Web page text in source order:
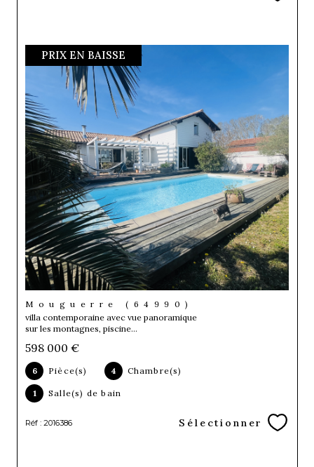
PRIX EN BAISSE
Mouguerre (64990)
villa contemporaine avec vue panoramique
sur les montagnes, piscine...
598 000 €
6 Pièce(s) 4 Chambre(s)
1 Salle(s) de bain
Réf : 2016386 Sélectionner